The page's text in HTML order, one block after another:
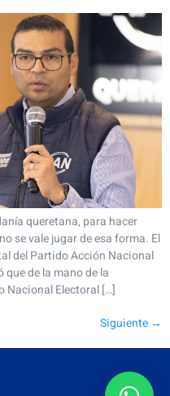
queretana, para hacer
se vale jugar de esa forma. El
del Partido Acción Nacional
de la mano de la
Nacional Electoral […]
Siguiente →